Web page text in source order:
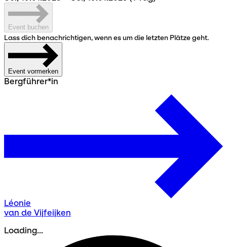
Event buchen
Lass dich benachrichtigen, wenn es um die letzten Plätze geht.
Event vormerken
Bergführer*in
Léonie
van de Vijfeijken
Loading...